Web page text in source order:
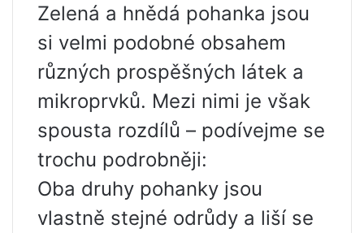
Zelená a hnědá pohanka jsou
si velmi podobné obsahem
různých prospěšných látek a
mikroprvků. Mezi nimi je však
spousta rozdílů – podívejme se
trochu podrobněji:
Oba druhy pohanky jsou
vlastně stejné odrůdy a liší se